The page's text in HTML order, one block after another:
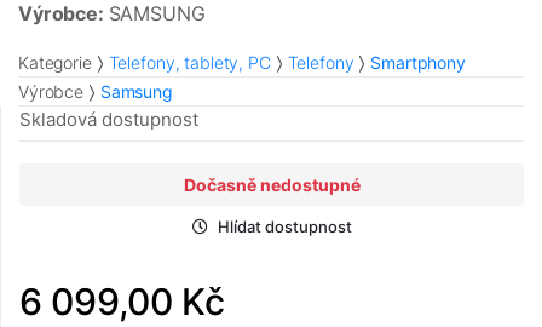
Výrobce: SAMSUNG
Kategorie Telefony, tablety, PC Telefony
Smartphony
Výrobce
Samsung
Skladová dostupnost
Dočasně nedostupné
Hlídat dostupnost
6 099,00 Kč